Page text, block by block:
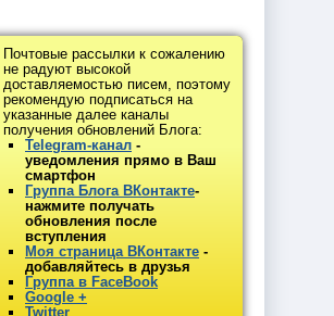
Почтовые рассылки к сожалению
не радуют высокой
доставляемостью писем, поэтому
рекомендую подписаться на
указанные далее каналы
получения обновлений Блога:
Telegram-канал -
уведомления прямо в Ваш
смартфон
Группа Блога ВКонтакте-
нажмите получать
обновления после
вступления
Моя страница ВКонтакте -
добавляйтесь в друзья
Группа в FaceBook
Google +
Twitter